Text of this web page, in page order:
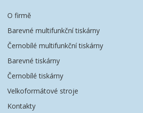
O firmě
Barevné multifunkční tiskárny
Černobílé multifunkční tiskárny
Barevné tiskárny
Černobílé tiskárny
Velkoformátové stroje
Kontakty